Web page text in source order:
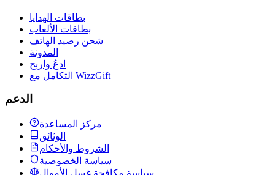
بطاقات الهدايا
بطاقات الألعاب
شحن رصيد الهاتف
المدونة
ادعُ واربح
التكامل مع WizzGift
الدعم
مركز المساعدة
الوثائق
الشروط والأحكام
سياسة الخصوصية
سياسة مكافحة غسل الأموال